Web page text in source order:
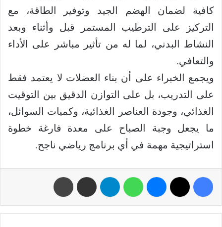
كافية لضمان الهضم الجيد وتوفير الطاقة، مع
التركيز على الترطيب المستمر قبل وأثناء وبعد
النشاط البدني، لما له من تأثير مباشر على الأداء
والتعافي.
ويجمع الخبراء على أن بناء العضلات لا يعتمد فقط
على التدريب، بل على التوازن الدقيق بين التوقيت
الغذائي، وجودة العناصر الغذائية، وكميات السوائل،
ما يجعل وجبة الصباح على معدة فارغة خطوة
استراتيجية مهمة في أي برنامج رياضي ناجح.